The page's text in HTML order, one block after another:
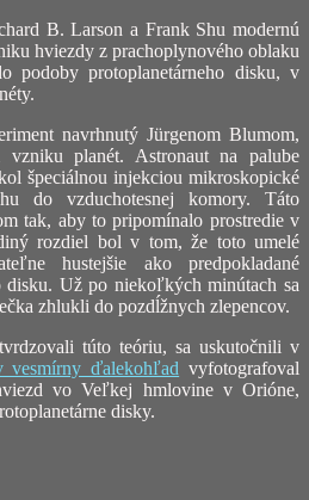
B. Larson a Frank Shu modernú
hviezdy z prachoplynového oblaku
podoby protoplanetárneho disku, v
navrhnutý Jürgenom Blumom,
planét. Astronaut na palube
špeciálnou injekciou mikroskopické
do vzduchotesnej komory. Táto
tak, aby to pripomínalo prostredie v
rozdiel bol v tom, že toto umelé
hustejšie ako predpokladané
disku. Už po niekoľkých minútach sa
zhlukli do pozdĺžnych zlepencov.
túto teóriu, sa uskutočnili v
vesmírny ďalekohľad vyfotografoval
vo Veľkej hmlovine v Orióne,
disky.